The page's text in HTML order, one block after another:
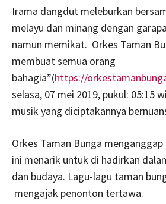
Irama dangdut meleburkan
melayu dan minang dengan
namun memikat. Orkes Taman
membuat semua orang
bahagia”(https://
selasa, 07 mei 2019, pukul: 05:15
musik yang diciptakannya
Orkes Taman Bunga
ini menarik untuk di hadirkan
dan budaya. Lagu-lagu taman
mengajak penonton tertawa.